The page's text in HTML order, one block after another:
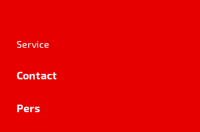
Service
Contact
Pers